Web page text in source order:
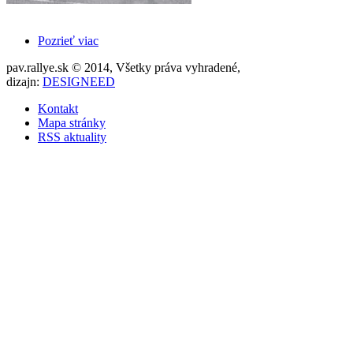
Pozrieť viac
pav.rallye.sk © 2014, Všetky práva vyhradené,
dizajn: DESIGNEED
Kontakt
Mapa stránky
RSS aktuality